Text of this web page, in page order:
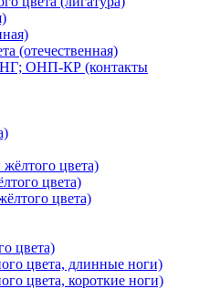
(отечественная)
ОНП-КР (контакты
цвета)
цвета)
цвета)
цвета)
цвета, длинные ноги)
цвета, короткие ноги)